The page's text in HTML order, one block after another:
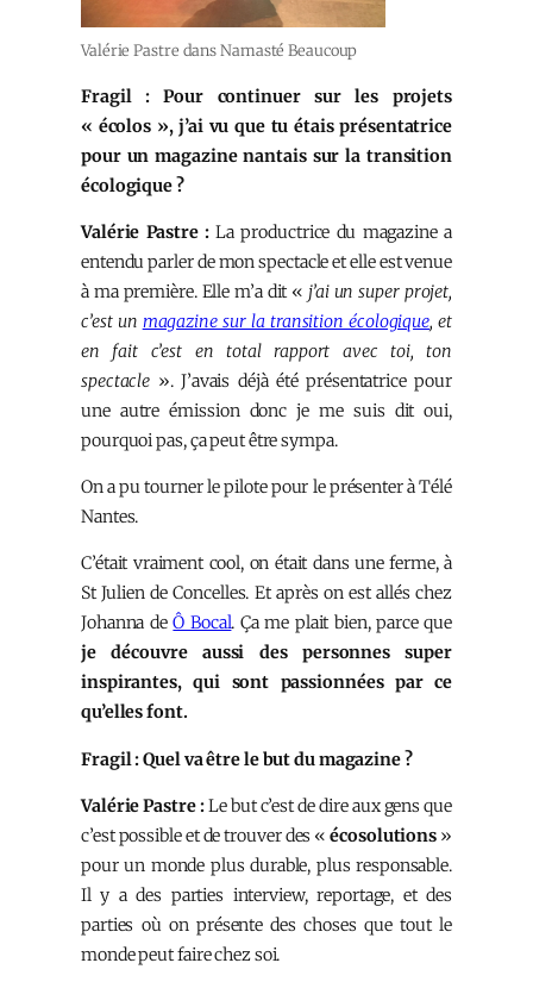
Valérie Pastre dans Namasté Beaucoup
Fragil : Pour continuer sur les projets
« écolos », j’ai vu que tu étais présentatrice
pour un magazine nantais sur la transition
écologique ?
Valérie Pastre : La productrice du magazine a
entendu parler de mon spectacle et elle est venue
à ma première. Elle m’a dit « j’ai un super projet,
c’est un magazine sur la transition écologique, et
en fait c’est en total rapport avec toi, ton
spectacle ». J’avais déjà été présentatrice pour
une autre émission donc je me suis dit oui,
pourquoi pas, ça peut être sympa.
On a pu tourner le pilote pour le présenter à Télé
Nantes.
C’était vraiment cool, on était dans une ferme, à
St Julien de Concelles. Et après on est allés chez
Johanna deÔ Bocal. Ça me plait bien, parce que
je découvre aussi des personnes super
inspirantes, qui sont passionnées par ce
qu’elles font.
Fragil : Quel va être le but du magazine ?
Valérie Pastre :Le but c’est de dire aux gens que
c’est possible et de trouver des «écosolutions »
pour un monde plus durable, plus responsable.
Il y a des parties interview, reportage, et des
parties où on présente des choses que tout le
monde peut faire chez soi.